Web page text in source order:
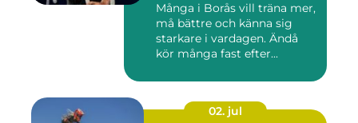
Många i Borås vill träna mer,
må bättre och känna sig
starkare i vardagen. Ändå
kör många fast efter...
02. jul